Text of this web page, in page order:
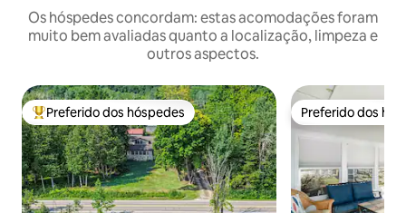
Os hóspedes concordam: estas acomodações foram
muito bem avaliadas quanto a localização, limpeza e
outros aspectos.
Entre os melhores preferidos dos hóspedes
Preferido dos hóspedes Preferido dos
Preferido dos